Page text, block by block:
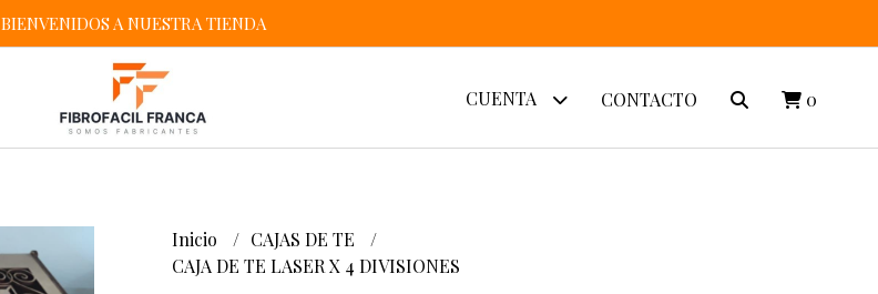
BIENVENIDOS A NUESTRA TIENDA
CUENTA CONTACTO 0
Inicio
CAJAS DE TE
CAJA DE TE LASER X 4 DIVISIONES